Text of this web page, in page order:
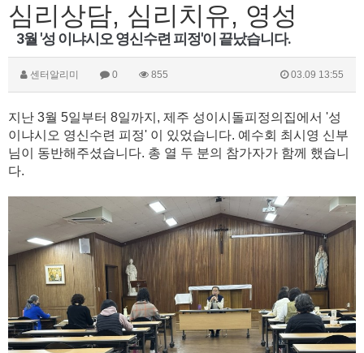
심리상담, 심리치유, 영성
3월 '성 이냐시오 영신수련 피정'이 끝났습니다.
센터알리미 0 855 03.09 13:55
지난 3월 5일부터 8일까지, 제주 성이시돌피정의집에서 '성
이냐시오 영신수련 피정' 이 있었습니다. 예수회 최시영 신부
님이 동반해주셨습니다. 총 열 두 분의 참가자가 함께 했습니
다.